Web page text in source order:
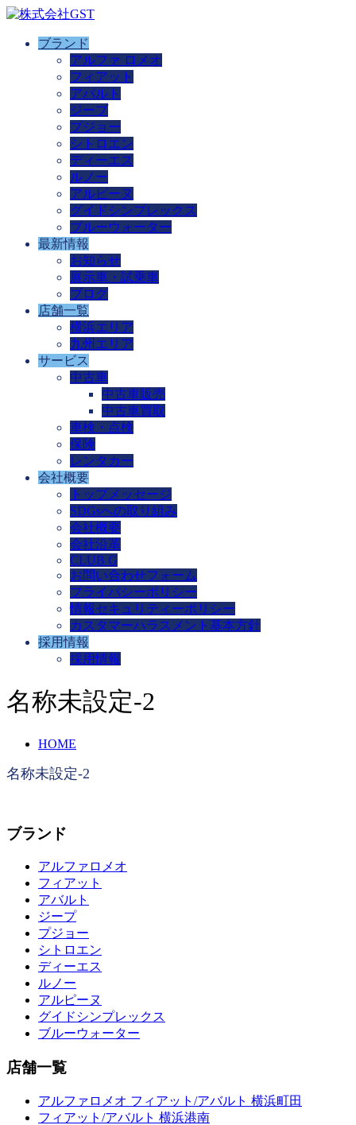
ブランド
アルファ ロメオ
フィアット
アバルト
ジープ
プジョー
シトロエン
ディーエス
ルノー
アルピーヌ
グイドシンプレックス
ブルーウォーター
最新情報
お知らせ
展示車・試乗車
ブログ
店舗一覧
横浜エリア
九州エリア
サービス
中古車
中古車販売
中古車買取
車検・点検
保険
レンタカー
会社概要
トップメッセージ
SDGsへの取り組み
会社概要
会社沿革
CLUB G
お問い合わせフォーム
プライバシーポリシー
情報セキュリティーポリシー
カスタマーハラスメント基本方針
採用情報
採用情報
名称未設定-2
HOME
名称未設定-2
ブランド
アルファロメオ
フィアット
アバルト
ジープ
プジョー
シトロエン
ディーエス
ルノー
アルピーヌ
グイドシンプレックス
ブルーウォーター
店舗一覧
アルファロメオ フィアット/アバルト 横浜町田
フィアット/アバルト 横浜港南